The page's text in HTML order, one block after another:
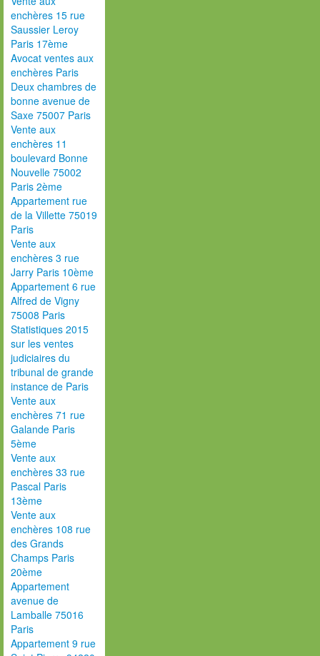
enchères 15 rue
Saussier Leroy
Paris 17ème
Avocat ventes aux
enchères Paris
Deux chambres de
bonne avenue de
Saxe 75007 Paris
Vente aux
enchères 11
boulevard Bonne
Nouvelle 75002
Paris 2ème
Appartement rue
de la Villette 75019
Paris
Vente aux
enchères 3 rue
Jarry Paris 10ème
Appartement 6 rue
Alfred de Vigny
75008 Paris
Statistiques 2015
sur les ventes
judiciaires du
tribunal de grande
instance de Paris
Vente aux
enchères 71 rue
Galande Paris
5ème
Vente aux
enchères 33 rue
Pascal Paris
13ème
Vente aux
enchères 108 rue
des Grands
Champs Paris
20ème
Appartement
avenue de
Lamballe 75016
Paris
Appartement 9 rue